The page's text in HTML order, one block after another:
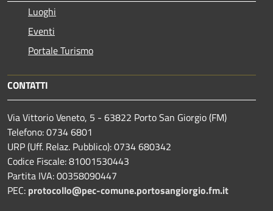
Luoghi
Eventi
Portale Turismo
CONTATTI
Via Vittorio Veneto, 5 - 63822 Porto San Giorgio (FM)
Telefono: 0734 6801
URP (Uff. Relaz. Pubblico): 0734 680342
Codice Fiscale: 81001530443
Partita IVA: 00358090447
PEC: protocollo@pec-comune.portosangiorgio.fm.it